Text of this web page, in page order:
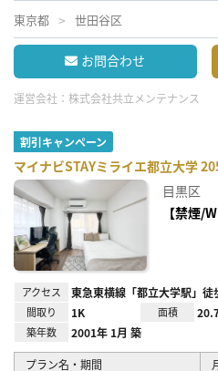
東京都 世田谷区
お問合わせ
運営会社： 株式会社共立メンテナンス
割引キャンペーン
マイナビSTAYミライエ都立大学
目黒区
【禁煙/
アクセス 東急東横線「都立大学駅」徒
間取り 1K 面積
築年数 2001年 1月 築
プラン名・期間